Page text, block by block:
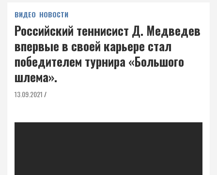
ВИДЕО НОВОСТИ
Российский теннисист Д. Медведев
впервые в своей карьере стал
победителем турнира «Большого
шлема».
13.09.2021